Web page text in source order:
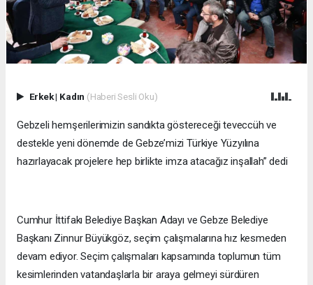
Erkek| Kadın (Haberi Sesli Oku)
Gebzeli hemşerilerimizin sandıkta göstereceği teveccüh ve
destekle yeni dönemde de Gebze’mizi Türkiye Yüzyılına
hazırlayacak projelere hep birlikte imza atacağız inşallah” dedi
Cumhur İttifakı Belediye Başkan Adayı ve Gebze Belediye
Başkanı Zinnur Büyükgöz, seçim çalışmalarına hız kesmeden
devam ediyor. Seçim çalışmaları kapsamında toplumun tüm
kesimlerinden vatandaşlarla bir araya gelmeyi sürdüren